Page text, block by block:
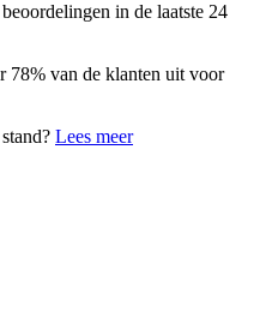
in de laatste 24
78% van de klanten uit voor
Lees meer